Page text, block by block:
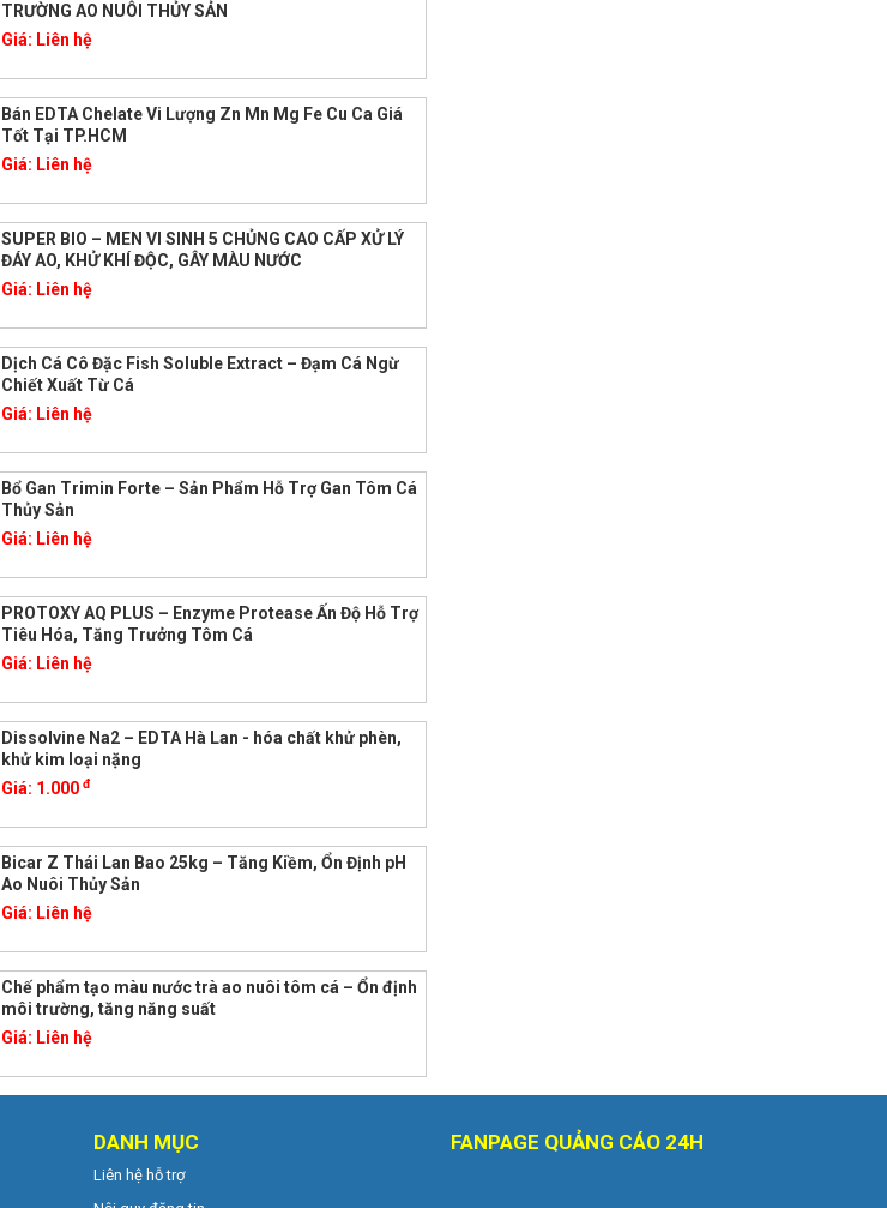
TRƯỜNG AO NUÔI THỦY SẢN
Giá: Liên hệ
Bán EDTA Chelate Vi Lượng Zn Mn Mg Fe Cu Ca Giá
Tốt Tại TP.HCM
Giá: Liên hệ
SUPER BIO – MEN VI SINH 5 CHỦNG CAO CẤP XỬ LÝ
ĐÁY AO, KHỬ KHÍ ĐỘC, GÂY MÀU NƯỚC
Giá: Liên hệ
Dịch Cá Cô Đặc Fish Soluble Extract – Đạm Cá Ngừ
Chiết Xuất Từ Cá
Giá: Liên hệ
Bổ Gan Trimin Forte – Sản Phẩm Hỗ Trợ Gan Tôm Cá
Thủy Sản
Giá: Liên hệ
PROTOXY AQ PLUS – Enzyme Protease Ấn Độ Hỗ Trợ
Tiêu Hóa, Tăng Trưởng Tôm Cá
Giá: Liên hệ
Dissolvine Na2 – EDTA Hà Lan - hóa chất khử phèn,
khử kim loại nặng
Giá: 1.000đ
Bicar Z Thái Lan Bao 25kg – Tăng Kiềm, Ổn Định pH
Ao Nuôi Thủy Sản
Giá: Liên hệ
Chế phẩm tạo màu nước trà ao nuôi tôm cá – Ổn định
môi trường, tăng năng suất
Giá: Liên hệ
DANH MỤC
Liên hệ hỗ trợ
FANPAGE QUẢNG CÁO 24H